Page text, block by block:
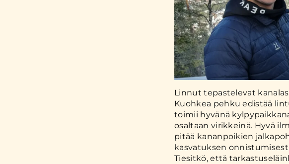
Linnut tepastelevat
Kuohkea pehku edistää
toimii hyvänä
osaltaan virikkeinä. Hyvä
pitää kananpoikien
kasvatuksen
Tiesitkö, että